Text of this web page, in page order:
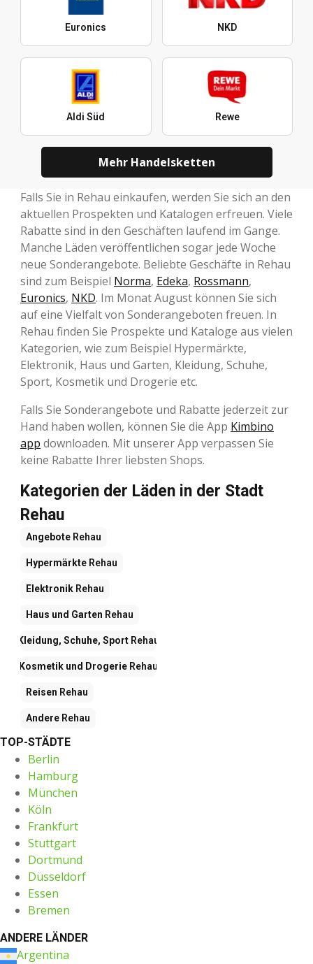
Euronics NKD
Aldi Süd Rewe
Mehr Handelsketten
Falls Sie in Rehau einkaufen, werden Sie sich an den
aktuellen Prospekten und Katalogen erfreuen. Viele
Rabatte sind in den Geschäften laufend im Gange.
Manche Läden veröffentlichen sogar jede Woche
neue Sonderangebote. Beliebte Geschäfte in Rehau
sind zum Beispiel Norma, Edeka, Rossmann,
Euronics, NKD. Im Monat August können Sie sich
auf eine Vielfalt von Sonderangeboten freuen. In
Rehau finden Sie Prospekte und Kataloge aus vielen
Kategorien, wie zum Beispiel Hypermärkte,
Elektronik, Haus und Garten, Kleidung, Schuhe,
Sport, Kosmetik und Drogerie etc.
Falls Sie Sonderangebote und Rabatte jederzeit zur
Hand haben wollen, können Sie die App Kimbino
app downloaden. Mit unserer App verpassen Sie
keine Rabatte Ihrer liebsten Shops.
Kategorien der Läden in der Stadt
Rehau
Angebote Rehau
Hypermärkte Rehau
Elektronik Rehau
Haus und Garten Rehau
Kleidung, Schuhe, Sport Rehau
Kosmetik und Drogerie Rehau
Reisen Rehau
Andere Rehau
TOP-STÄDTE
Berlin
Hamburg
München
Köln
Frankfurt
Stuttgart
Dortmund
Düsseldorf
Essen
Bremen
ANDERE LÄNDER
Argentina